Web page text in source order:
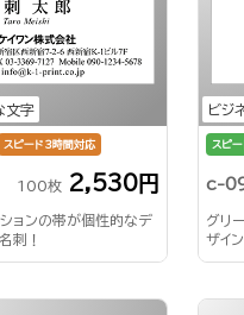
文字
スピード3時間対応
100枚 2,530円
ョンの帯が個性的なデ
刺！
ビジ
スピ
c-
グリ
ザイ